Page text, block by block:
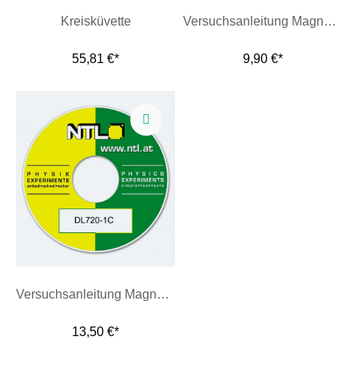
Kreisküvette
55,81 €*
Versuchsanleitung Magnettafeloptik, Buch SW
9,90 €*
Versuchsanleitung Magnettafeloptik, CD-ROM
13,50 €*